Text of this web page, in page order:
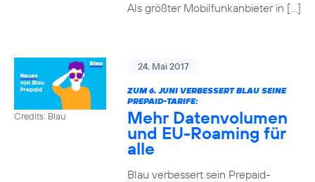
Als größter Mobilfunkanbieter in […]
Credits: Blau
24. Mai 2017
ZUM 6. JUNI VERBESSERT BLAU SEINE
PREPAID-TARIFE:
Mehr Datenvolumen
und EU-Roaming für
alle
Blau verbessert sein Prepaid-